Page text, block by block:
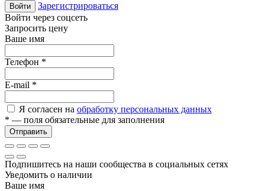
Войти
Зарегистрироваться
Войти через соцсеть
Запросить цену
Ваше имя
Телефон *
E-mail *
Я согласен на обработку персональных данных
* — поля обязательные для заполнения
Отправить
Подпишитесь на наши сообщества в социальных сетях
Уведомить о наличии
Ваше имя